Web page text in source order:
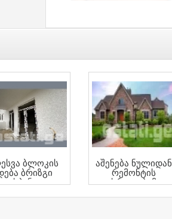
Ბლოკის
Ბრიზგი
Ესპანკა
Აშენება Ნულიდან
Რემონტის
Დასრულებამდე